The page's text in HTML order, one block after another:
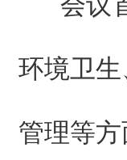
环境卫
管理等